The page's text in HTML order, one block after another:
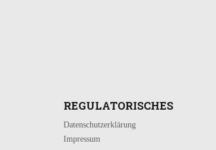
REGULATORISCHES
Datenschutzerklärung
Impressum